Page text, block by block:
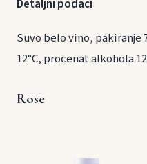
Detaljni podaci
Suvo belo vino,
12°C, procenat alkohola
Rose